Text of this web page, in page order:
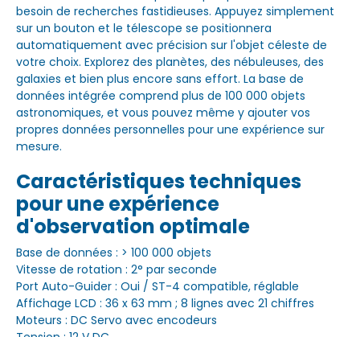
besoin de recherches fastidieuses. Appuyez simplement
sur un bouton et le télescope se positionnera
automatiquement avec précision sur l'objet céleste de
votre choix. Explorez des planètes, des nébuleuses, des
galaxies et bien plus encore sans effort. La base de
données intégrée comprend plus de 100 000 objets
astronomiques, et vous pouvez même y ajouter vos
propres données personnelles pour une expérience sur
mesure.
Caractéristiques techniques
pour une expérience
d'observation optimale
Base de données : > 100 000 objets
Vitesse de rotation : 2° par seconde
Port Auto-Guider : Oui / ST-4 compatible, réglable
Affichage LCD : 36 x 63 mm ; 8 lignes avec 21 chiffres
Moteurs : DC Servo avec encodeurs